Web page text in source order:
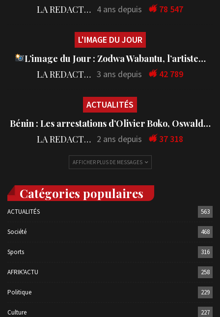
LA REDACTION 4 ans depuis 78 547
L'IMAGE DU JOUR
L’image du Jour : Zodwa Wabantu, l’artiste…
LA REDACTION 3 ans depuis 42 789
ACTUALITÉS
Bénin : Les arrestations d’Olivier Boko, Oswald…
LA REDACTION 2 ans depuis 37 318
AFFICHER PLUS DE MESSAGES
Catégories populaires
ACTUALITÉS 563
Société 468
Sports 316
AFRIK'ACTU 258
Politique 229
Culture 227